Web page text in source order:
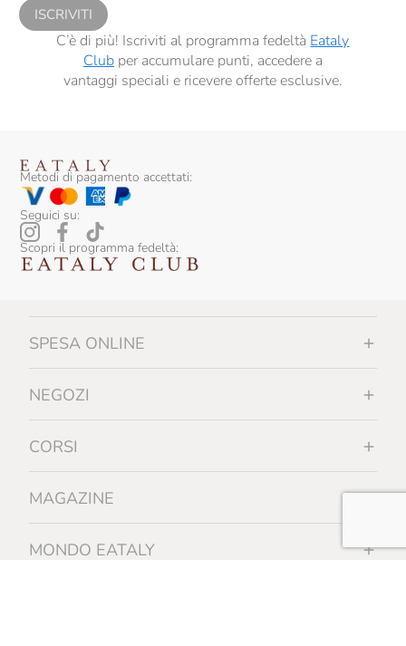
ISCRIVITI
C’è di più! Iscriviti al programma fedeltà Eataly
Clubper accumulare punti, accedere a
vantaggi speciali e ricevere offerte esclusive.
Metodi di pagamento accettati:
Seguici su:
Scopri il programma fedeltà:
SPESA ONLINE
NEGOZI
CORSI
MAGAZINE
MONDO EATALY